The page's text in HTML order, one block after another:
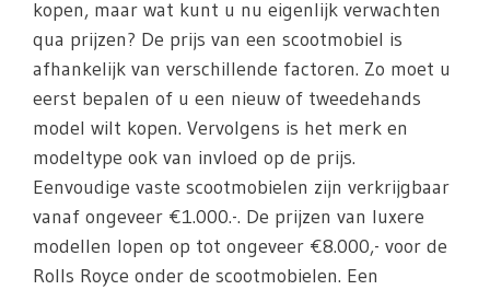
kopen, maar wat kunt u nu eigenlijk verwachten
qua prijzen? De prijs van een scootmobiel is
afhankelijk van verschillende factoren. Zo moet u
eerst bepalen of u een nieuw of tweedehands
model wilt kopen. Vervolgens is het merk en
modeltype ook van invloed op de prijs.
Eenvoudige vaste scootmobielen zijn verkrijgbaar
vanaf ongeveer €1.000.-. De prijzen van luxere
modellen lopen op tot ongeveer €8.000,- voor de
Rolls Royce onder de scootmobielen. Een